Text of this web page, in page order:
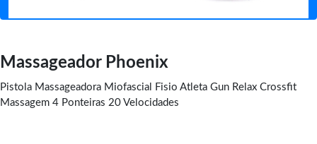
Massageador Phoenix
Pistola Massageadora Miofascial Fisio Atleta Gun Relax Crossfit
Massagem 4 Ponteiras 20 Velocidades